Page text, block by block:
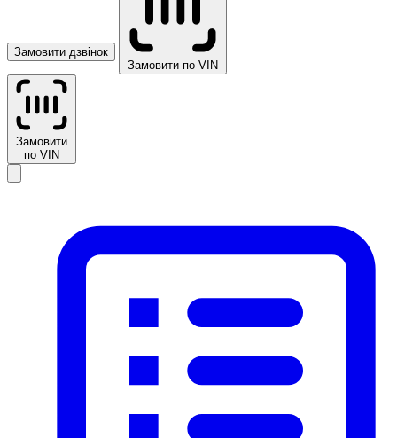
Замовити дзвінок
Замовити по VIN
Замовити
по VIN